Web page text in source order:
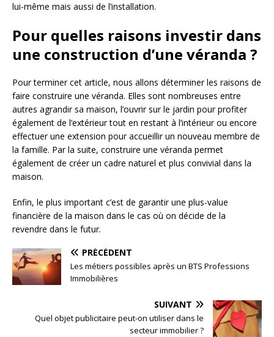
lui-même mais aussi de l’installation.
Pour quelles raisons investir dans
une construction d’une véranda ?
Pour terminer cet article, nous allons déterminer les raisons de
faire construire une véranda. Elles sont nombreuses entre
autres agrandir sa maison, l’ouvrir sur le jardin pour profiter
également de l’extérieur tout en restant à l’intérieur ou encore
effectuer une extension pour accueillir un nouveau membre de
la famille. Par la suite, construire une véranda permet
également de créer un cadre naturel et plus convivial dans la
maison.
Enfin, le plus important c’est de garantir une plus-value
financière de la maison dans le cas où on décide de la
revendre dans le futur.
PRÉCÉDENT
Les métiers possibles après un BTS Professions
Immobilières
SUIVANT
Quel objet publicitaire peut-on utiliser dans le
secteur immobilier ?